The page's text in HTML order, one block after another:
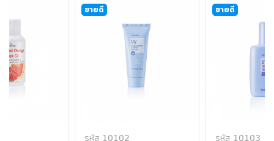
ขายดี
รหัส 10102
ขายดี
รหัส 10103